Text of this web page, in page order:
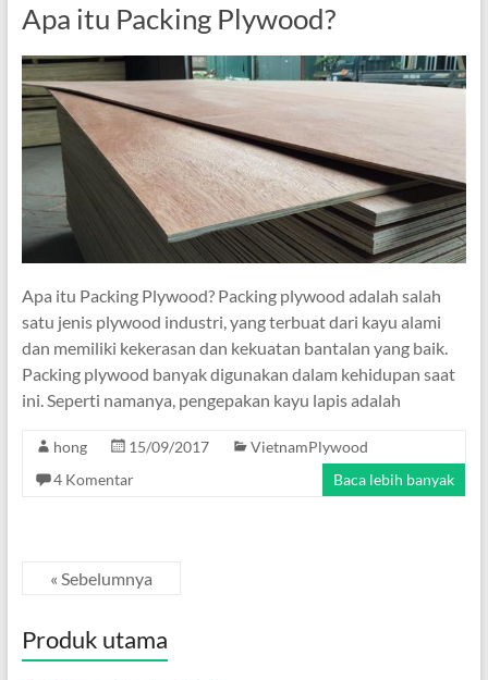
Apa itu Packing Plywood?
Apa itu Packing Plywood? Packing plywood adalah salah
satu jenis plywood industri, yang terbuat dari kayu alami
dan memiliki kekerasan dan kekuatan bantalan yang baik.
Packing plywood banyak digunakan dalam kehidupan saat
ini. Seperti namanya, pengepakan kayu lapis adalah
hong 15/09/2017
VietnamPlywood
4 Komentar
Baca lebih banyak
« Sebelumnya
Produk utama